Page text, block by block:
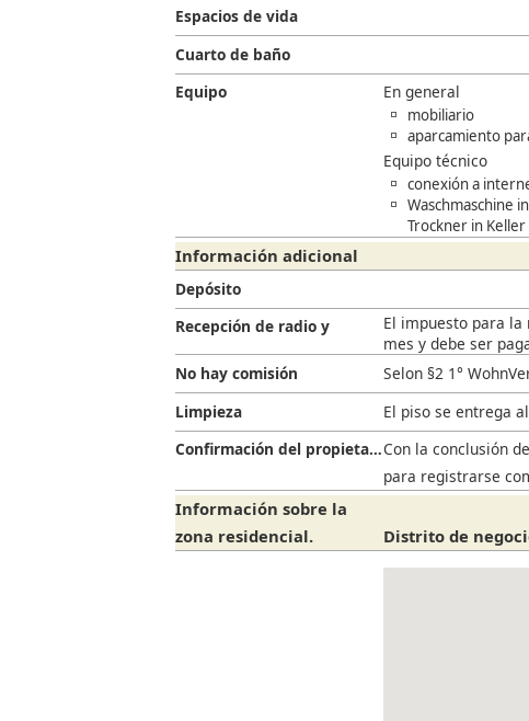
Espacios de vida
Cuarto de baño
Equipo
En general
mobiliario
aparcamiento
Equipo técnico
conexión a
Waschmaschine
Trockner in
Información adicional
Depósito
Recepción de radio y
televisión
El impuesto para
mes y debe ser
No hay comisión
Selon §2 1°
Limpieza
El piso se entrega
Confirmación del propietarioCon la conclusión
para registrarse
Información sobre la
zona residencial.
Distrito de